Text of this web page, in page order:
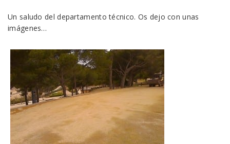
Un saludo del departamento técnico. Os dejo con unas
imágenes…